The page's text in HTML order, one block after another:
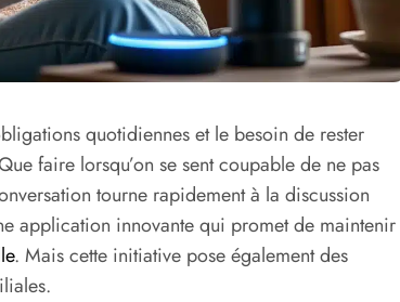
quotidiennes et le besoin de rester
faire lorsqu’on se sent coupable de ne pas
tourne rapidement à la discussion
application innovante qui promet de maintenir
. Mais cette initiative pose également des